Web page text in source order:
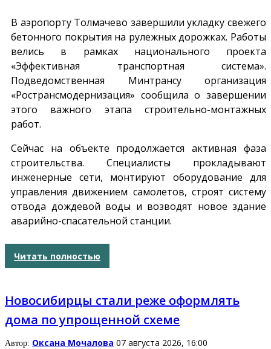
В аэропорту Толмачево завершили укладку свежего
бетонного покрытия на рулежных дорожках. Работы
велись в рамках национального проекта
«Эффективная транспортная система».
Подведомственная Минтрансу организация
«Ространсмодернизация» сообщила о завершении
этого важного этапа строительно-монтажных
работ.
Сейчас на объекте продолжается активная фаза
строительства. Специалисты прокладывают
инженерные сети, монтируют оборудование для
управления движением самолетов, строят систему
отвода дождевой воды и возводят новое здание
аварийно-спасательной станции.
Читать полностью
Новосибирцы стали реже оформлять
дома по упрощенной схеме
Автор: Оксана Мочалова 07 августа 2026, 16:00